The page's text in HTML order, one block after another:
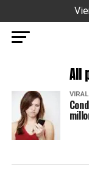
All
VIRAL